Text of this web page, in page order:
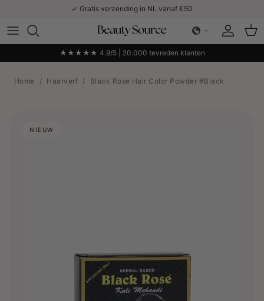
✓ Gratis verzending in NL vanaf €50
Account
★★★★★ 4.9/5 | 20.000 tevreden klanten
Home / Haarverf / Black Rose Hair Color Powder #Black
NIEUW